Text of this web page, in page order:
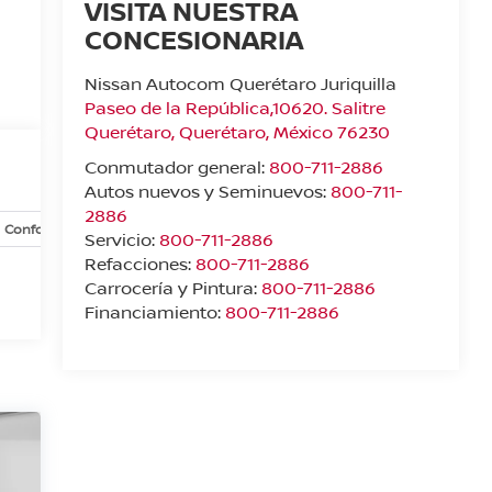
VISITA NUESTRA
CONCESIONARIA
Nissan Autocom Querétaro Juriquilla
Paseo de la República,10620. Salitre
Querétaro,Querétaro, México76230
Conmutador general: 800-711-2886
Autos nuevos y Seminuevos: 800-711-
2886
Servicio: 800-711-2886
Refacciones: 800-711-2886
Carrocería y Pintura: 800-711-2886
Financiamiento: 800-711-2886
Confort y conveniencia